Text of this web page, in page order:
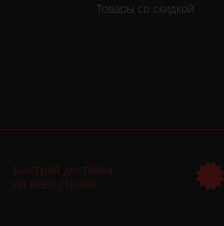
Товары со скидкой
Быстрая доставка
по всей стране